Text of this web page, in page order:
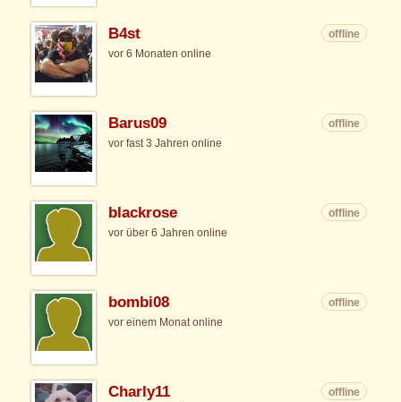
B4st
offline
vor 6 Monaten online
Barus09
offline
vor fast 3 Jahren online
blackrose
offline
vor über 6 Jahren online
bombi08
offline
vor einem Monat online
Charly11
offline